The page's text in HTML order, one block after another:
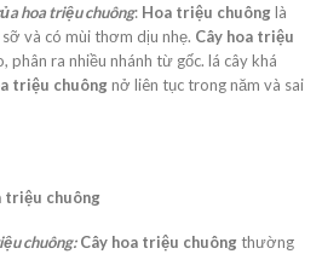
hoa triệu chuông: Hoa triệu chuông là
và có mùi thơm dịu nhẹ. Cây hoa triệu
phân ra nhiều nhánh từ gốc. lá cây khá
triệu chuông nở liên tục trong năm và sai
triệu chuông
chuông: Cây hoa triệu chuông thường